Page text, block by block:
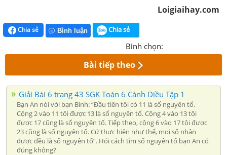
Loigiaihay.com
Chia sẻ Bình luận Chia sẻ
Bình chọn:
Bài tiếp theo
Giải Bài 6 trang 43 SGK Toán 6 Cánh Diều Tập 1
Bạn An nói với bạn Bình: “Đầu tiên tôi có 11 là số nguyên tố.
Cộng 2 vào 11 tôi được 13 là số nguyên tố. Cộng 4 vào 13 tôi
được 17 cũng là số nguyên tố. Tiếp theo, cộng 6 vào 17 tôi được
23 cũng là số nguyên tố. Cứ thực hiện như thế, mọi số nhận
được đều là số nguyên tố”. Hỏi cách tìm số nguyên tố bạn An có
đúng không?